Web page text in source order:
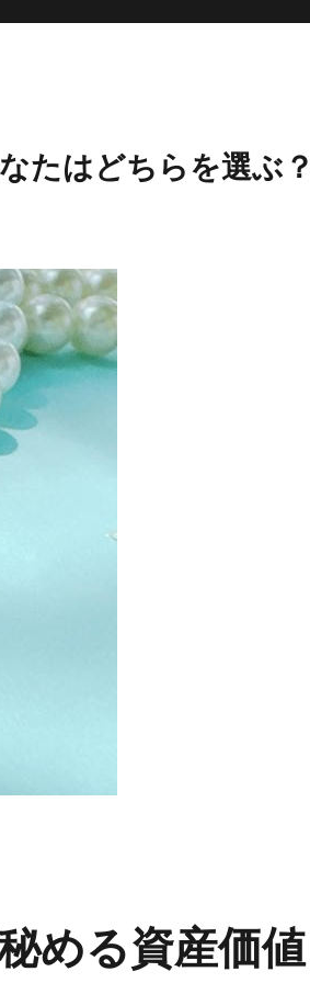
たはどちらを選ぶ
める資産価値